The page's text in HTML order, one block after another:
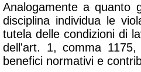
Analogamente a quanto
disciplina individua le
tutela delle condizioni di
dell'art. 1, comma
benefici normativi e